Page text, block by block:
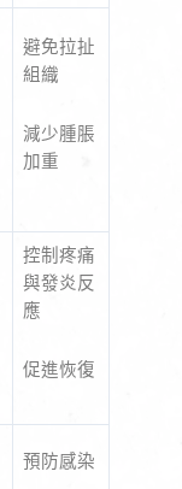
避免拉扯
組織
減少腫脹
加重
控制疼痛
與發炎反
應
促進恢復
預防感染